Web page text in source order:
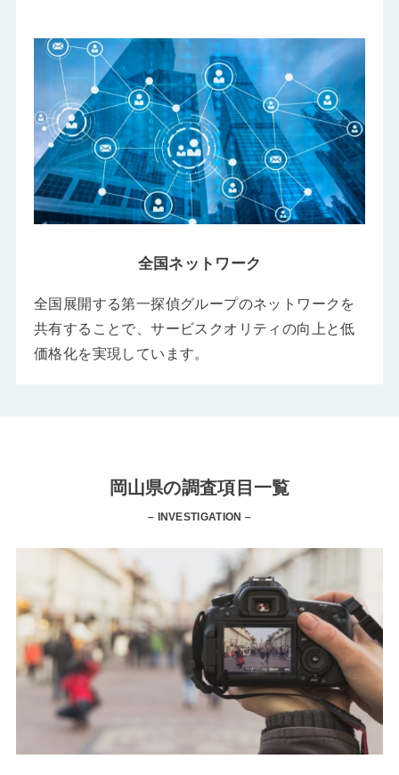
全国ネットワーク
全国展開する第一探偵グループのネットワークを
共有することで、サービスクオリティの向上と低
価格化を実現しています。
岡山県の調査項目一覧
– INVESTIGATION –